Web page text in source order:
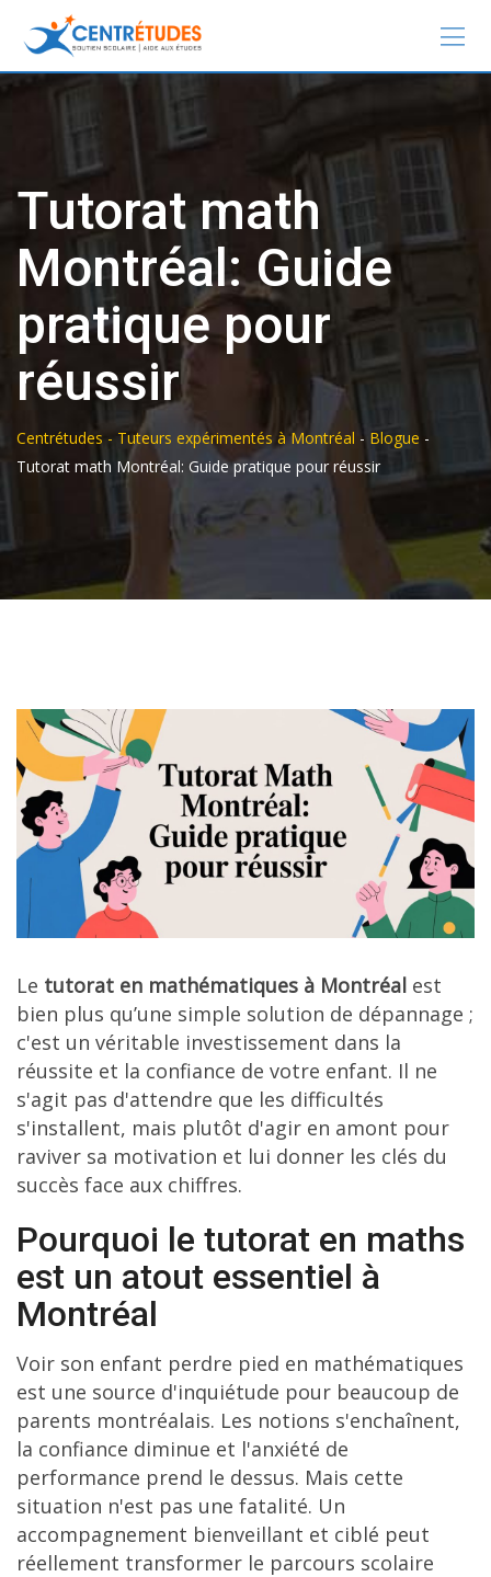
Tutorat math
Montréal: Guide
pratique pour
réussir
Centrétudes - Tuteurs expérimentés à Montréal - Blogue -
Tutorat math Montréal: Guide pratique pour réussir
Le tutorat en mathématiques à Montréal est
bien plus qu’une simple solution de dépannage ;
c'est un véritable investissement dans la
réussite et la confiance de votre enfant. Il ne
s'agit pas d'attendre que les difficultés
s'installent, mais plutôt d'agir en amont pour
raviver sa motivation et lui donner les clés du
succès face aux chiffres.
Pourquoi le tutorat en maths
est un atout essentiel à
Montréal
Voir son enfant perdre pied en mathématiques
est une source d'inquiétude pour beaucoup de
parents montréalais. Les notions s'enchaînent,
la confiance diminue et l'anxiété de
performance prend le dessus. Mais cette
situation n'est pas une fatalité. Un
accompagnement bienveillant et ciblé peut
réellement transformer le parcours scolaire